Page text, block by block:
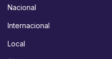
Nacional
Internacional
Local